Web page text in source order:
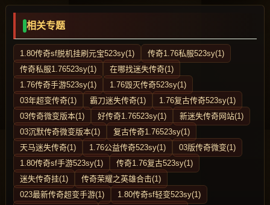
相关专题
1.80传奇sf脱机挂刷元宝523sy(1)
传奇1.76私服523sy(1)
传奇私服1.76523sy(1)
在哪找迷失传奇(1)
1.76传奇手游523sy(1)
1.76毁灭传奇523sy(1)
03年超变传奇(1)
霸刀迷失传奇(1)
1.76复古传奇523sy(1)
03传奇微变版本(1)
好传奇1.76523sy(1)
新迷失传奇网站(1)
03沉默传奇微变版本(1)
复古传奇1.76523sy(1)
天马迷失传奇(1)
1.76公益传奇523sy(1)
03版传奇微变(1)
1.80传奇sf手游523sy(1)
传奇1.76复古523sy(1)
迷失传奇挂(1)
传奇荣耀之英雄合击(1)
023最新传奇超变手游(1)
1.80传奇sf轻变523sy(1)